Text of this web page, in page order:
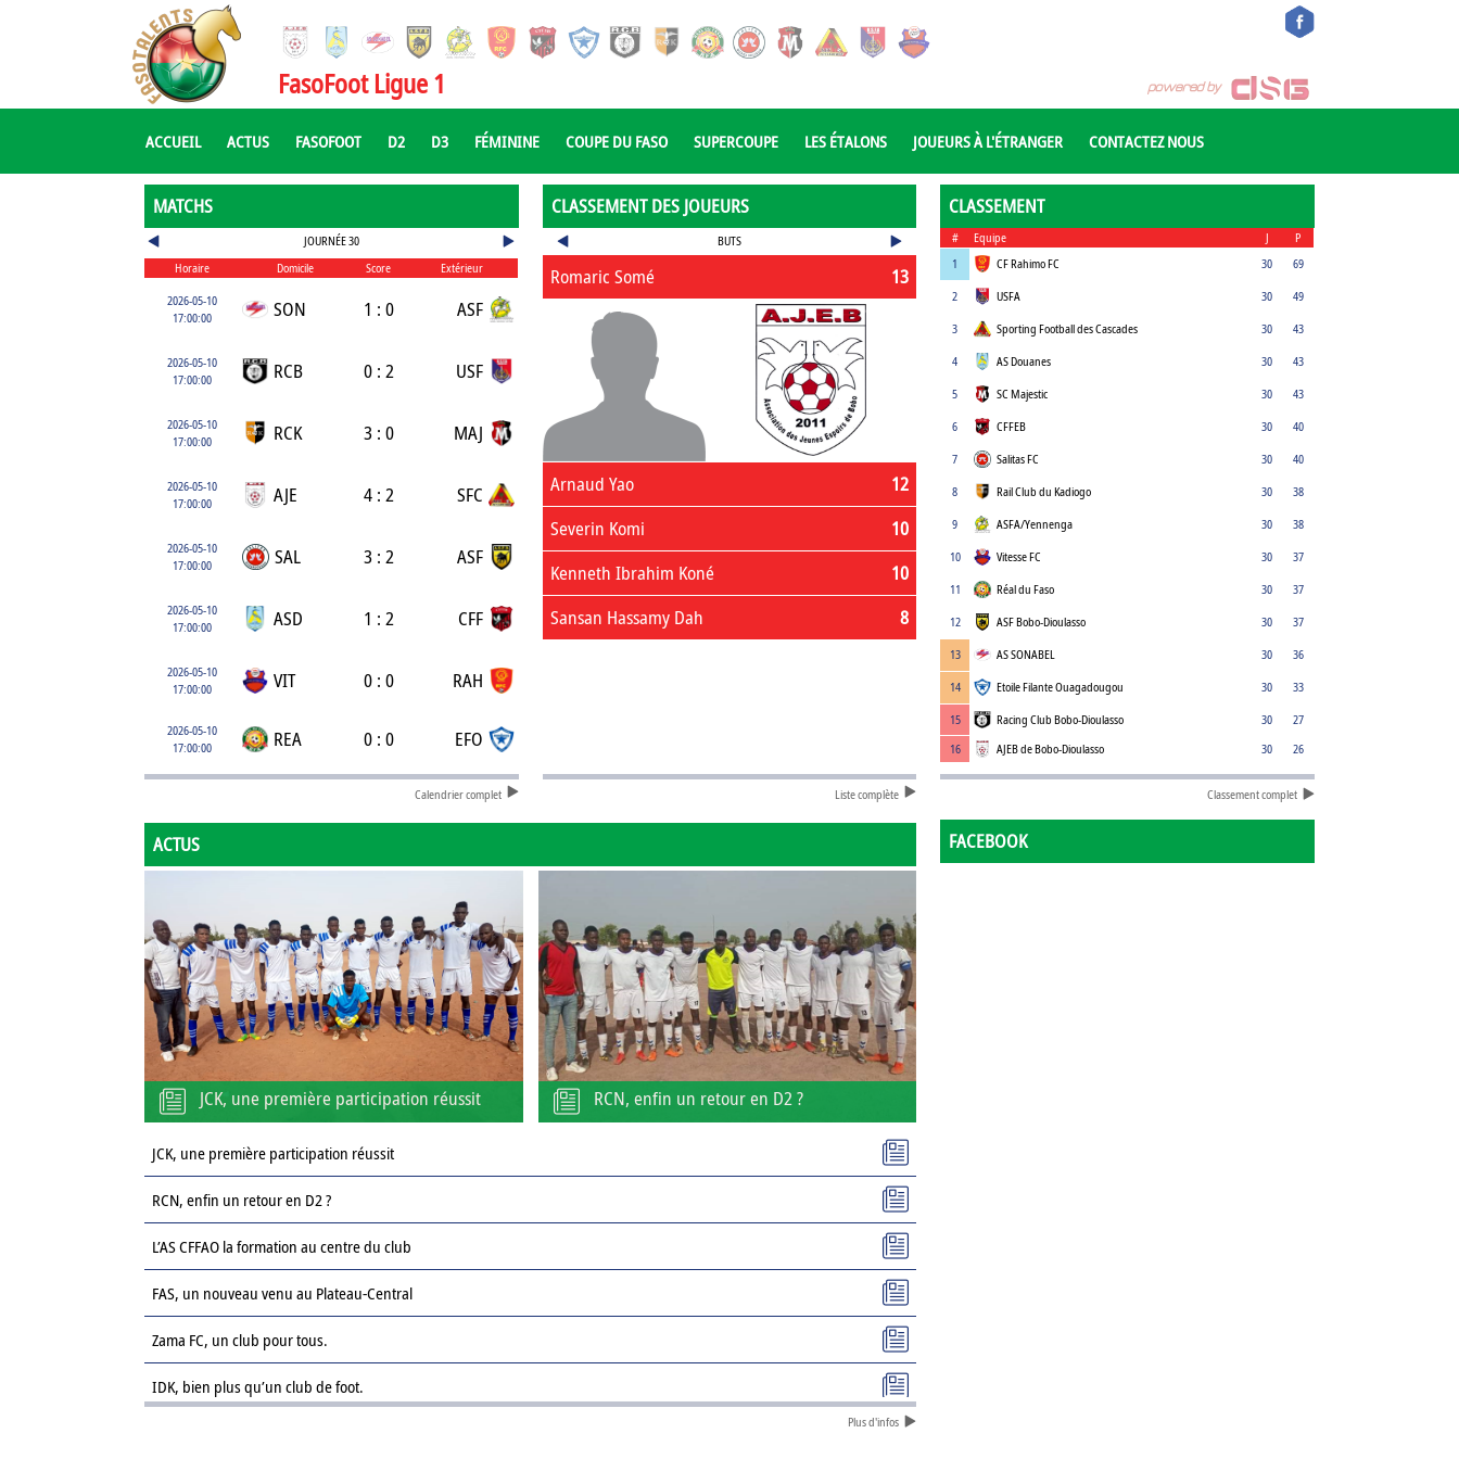
FasoFoot Ligue 1
ACCUEIL ACTUS FASOFOOT D2 D3 FÉMININE COUPE DU FASO SUPERCOUPE LES ÉTALONS JOUEURS À L'ÉTRANGER CONTACTEZ NOUS
MATCHS
JOURNÉE 30
Horaire
Domicile Score
Extérieur
2026-05-10
17:00:00
SON 1 : 0 ASF
2026-05-10
17:00:00
RCB 0 : 2 USF
2026-05-10
17:00:00
RCK 3 : 0 MAJ
2026-05-10
17:00:00
AJE 4 : 2 SFC
2026-05-10
17:00:00
SAL 3 : 2 ASF
2026-05-10
17:00:00
ASD 1 : 2 CFF
2026-05-10
17:00:00
VIT 0 : 0 RAH
2026-05-10
17:00:00
REA 0 : 0 EFO
Calendrier complet
CLASSEMENT DES JOUEURS
BUTS
13
Romaric Somé
12
Arnaud Yao
10
Severin Komi
10
Kenneth Ibrahim Koné
8
Sansan Hassamy Dah
Liste complète
CLASSEMENT
# Equipe J
P
1
CF Rahimo FC 30
69
2
USFA 30
49
3
Sporting Football des Cascades 30
43
4
AS Douanes 30
43
5
SC Majestic 30
43
6
CFFEB 30
40
7
Salitas FC 30
40
8
Rail Club du Kadiogo 30
38
9
ASFA/Yennenga 30
38
10
Vitesse FC 30
37
11
Réal du Faso 30
37
12
ASF Bobo-Dioulasso 30
37
13
AS SONABEL 30
36
14
Etoile Filante Ouagadougou 30
33
15
Racing Club Bobo-Dioulasso 30
27
16
AJEB de Bobo-Dioulasso 30 26
Classement complet
ACTUS
JCK, une première participation réussit RCN, enfin un retour en D2 ?
JCK, une première participation réussit
RCN, enfin un retour en D2 ?
L’AS CFFAO la formation au centre du club
FAS, un nouveau venu au Plateau-Central
Zama FC, un club pour tous.
IDK, bien plus qu’un club de foot.
Plus d'infos
FACEBOOK